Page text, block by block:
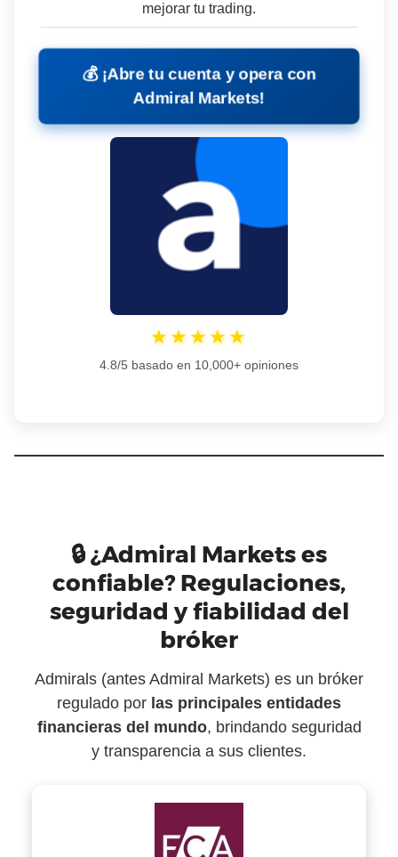
mejorar tu trading.
💰 ¡Abre tu cuenta y opera con
Admiral Markets!
★★★★★
4.8/5 basado en 10,000+ opiniones
🔒 ¿Admiral Markets es
confiable? Regulaciones,
seguridad y fiabilidad del
bróker
Admirals (antes Admiral Markets) es un bróker
regulado por las principales entidades
financieras del mundo, brindando seguridad
y transparencia a sus clientes.